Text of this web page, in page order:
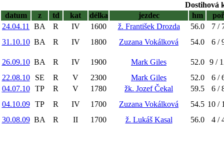
Dostihová
datum
z td kat délka jezdec hm
poř
24.04.11
BA R IV 1600 ž. František Drozda 56.0
7 /
31.10.10 BA R IV 1800 Zuzana Vokálková 54.0 6 /
26.09.10 BA R IV 1900 Mark Giles 52.0
9 /
22.08.10
SE R V 2300 Mark Giles 52.0
6 /
04.07.10
TP R V 1780 žk. Jozef Čekal 59.5
6 /
04.10.09
TP R IV 1700 Zuzana Vokálková 54.5 10 /
30.08.09 BA R II 1700 ž. Lukáš Kasal 56.0 4 /